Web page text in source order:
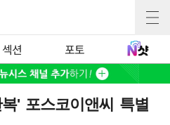
섹션 포토
' 포스코이앤씨 특별